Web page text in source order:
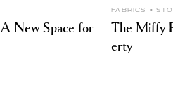
New Space for
FABRICS
The Miffy
erty